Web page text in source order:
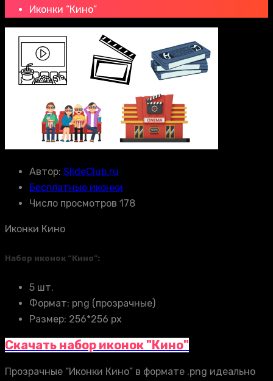
Иконки “Кино”
Автор: SlideClub.ru
Бесплатные иконки
Число просмотров 178
Иконки Кино
Набор иконок “Кино”:
5 шт.
Формат: png (прозрачные)
Размер: 256*256 px
Скачать набор иконок "Кино"
Прозрачные “Иконки Кино” в формате .png идеально